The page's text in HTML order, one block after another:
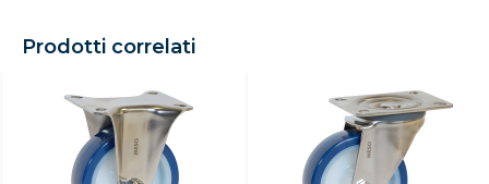
Prodotti correlati